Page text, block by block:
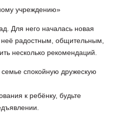
учреждению»
Для него началась новая
радостным, общительным,
несколько рекомендаций.
семье спокойную дружескую
к ребёнку, будьте